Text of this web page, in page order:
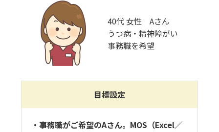
40代 女性 Aさん
うつ病・精神障がい
事務職を希望
目標設定
・事務職がご希望のAさん。MOS（Excel／